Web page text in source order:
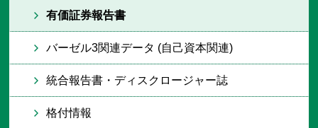
有価証券報告書
バーゼル3関連データ (自己資本関連)
統合報告書・ディスクロージャー誌
格付情報